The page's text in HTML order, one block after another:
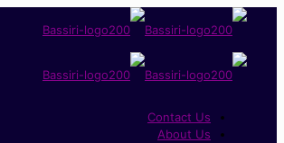
Contact Us
About Us